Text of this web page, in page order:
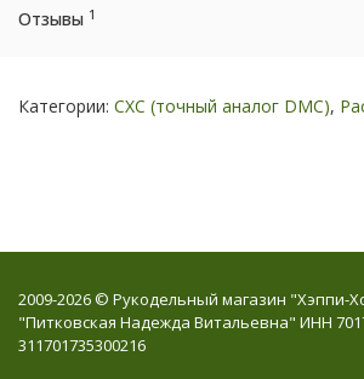
Отзывы 1
Категории: СХС (точный аналог DMC),
2009-2026 © Рукодельный магазин "Хэппи-
"Питковская Надежда Витальевна" ИНН
311701735300216